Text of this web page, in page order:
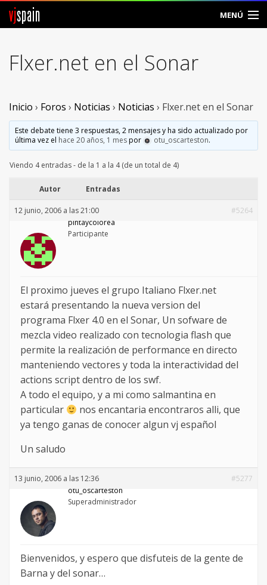
vjspain MENÚ
Foros
Vjspain
Contacto
Entrar
Crear Cuenta
Flxer.net en el Sonar
Inicio › Foros › Noticias › Noticias › Flxer.net en el Sonar
Este debate tiene 3 respuestas, 2 mensajes y ha sido actualizado por
última vez el hace 20 años, 1 mespor otu_oscarteston.
Viendo 4 entradas - de la 1 a la 4 (de un total de 4)
Autor Entradas
12 junio, 2006 a las 21:00
#5264
pintaycolorea
Participante
El proximo jueves el grupo Italiano Flxer.net
estará presentando la nueva version del
programa Flxer 4.0 en el Sonar, Un sofware de
mezcla video realizado con tecnologia flash que
permite la realización de performance en directo
manteniendo vectores y toda la interactividad del
actions script dentro de los swf.
A todo el equipo, y a mi como salmantina en
particular
nos encantaria encontraros alli, que
ya tengo ganas de conocer algun vj español
Un saludo
13 junio, 2006 a las 12:36
#5277
otu_oscarteston
Superadministrador
Bienvenidos, y espero que disfuteis de la gente de
Barna y del sonar…